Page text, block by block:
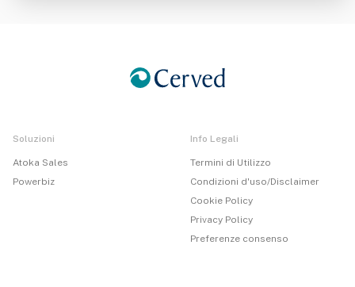
Soluzioni
Atoka Sales
Powerbiz
Info Legali
Termini di Utilizzo
Condizioni d'uso/Disclaimer
Cookie Policy
Privacy Policy
Preferenze consenso